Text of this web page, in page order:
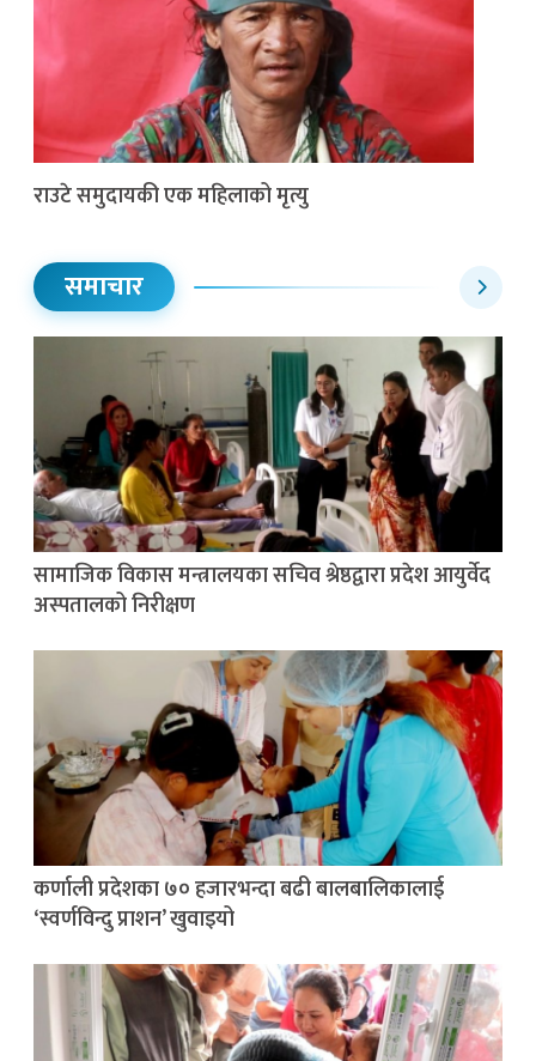
राउटे समुदायकी एक महिलाको मृत्यु
समाचार
सामाजिक विकास मन्त्रालयका सचिव श्रेष्ठद्वारा प्रदेश आयुर्वेद
अस्पतालको निरीक्षण
कर्णाली प्रदेशका ७० हजारभन्दा बढी बालबालिकालाई
‘स्वर्णविन्दु प्राशन’ खुवाइयो